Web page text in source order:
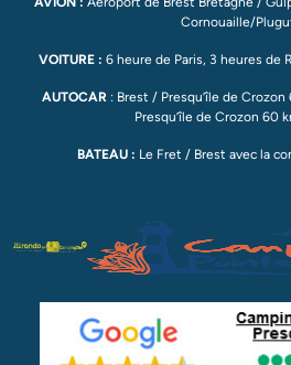
Cornouaille/
VOITURE : 6 heure de Paris, 3 heures de
AUTOCAR: Brest / Presqu’île de
Presqu’île de Crozon 60
BATEAU : Le Fret / Brest avec la